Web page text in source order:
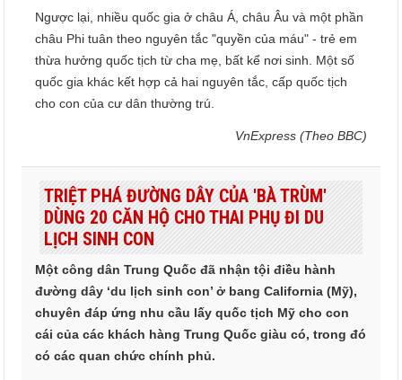
Ngược lại, nhiều quốc gia ở châu Á, châu Âu và một phần
châu Phi tuân theo nguyên tắc "quyền của máu" - trẻ em
thừa hưởng quốc tịch từ cha mẹ, bất kể nơi sinh. Một số
quốc gia khác kết hợp cả hai nguyên tắc, cấp quốc tịch
cho con của cư dân thường trú.
VnExpress (Theo BBC)
TRIỆT PHÁ ĐƯỜNG DÂY CỦA 'BÀ TRÙM'
DÙNG 20 CĂN HỘ CHO THAI PHỤ ĐI DU
LỊCH SINH CON
Một công dân Trung Quốc đã nhận tội điều hành
đường dây ‘du lịch sinh con’ ở bang California (Mỹ),
chuyên đáp ứng nhu cầu lấy quốc tịch Mỹ cho con
cái của các khách hàng Trung Quốc giàu có, trong đó
có các quan chức chính phủ.